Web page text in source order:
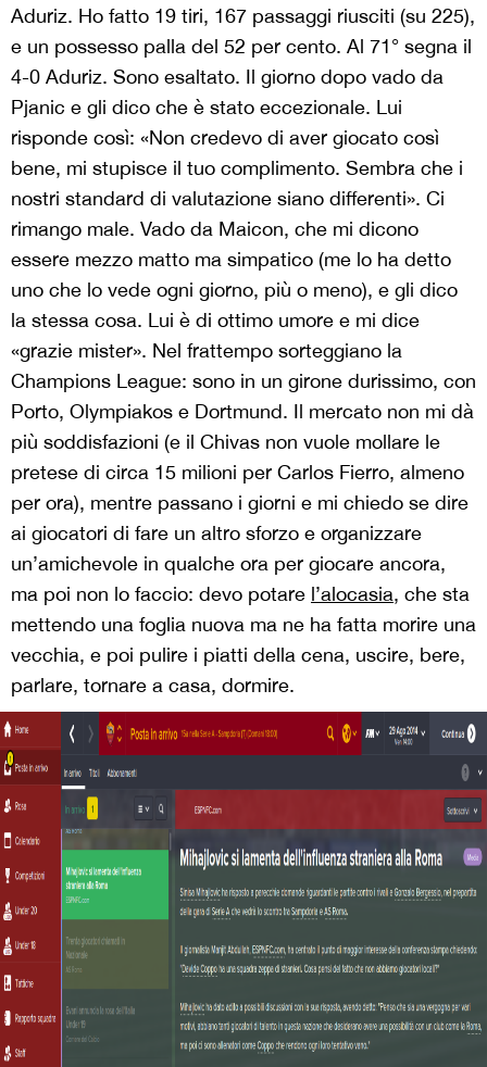
Aduriz. Ho fatto 19 tiri, 167 passaggi riusciti (su 225),
e un possesso palla del 52 per cento. Al 71° segna il
4-0 Aduriz. Sono esaltato. Il giorno dopo vado da
Pjanic e gli dico che è stato eccezionale. Lui
risponde così: «Non credevo di aver giocato così
bene, mi stupisce il tuo complimento. Sembra che i
nostri standard di valutazione siano differenti». Ci
rimango male. Vado da Maicon, che mi dicono
essere mezzo matto ma simpatico (me lo ha detto
uno che lo vede ogni giorno, più o meno), e gli dico
la stessa cosa. Lui è di ottimo umore e mi dice
«grazie mister». Nel frattempo sorteggiano la
Champions League: sono in un girone durissimo, con
Porto, Olympiakos e Dortmund. Il mercato non mi dà
più soddisfazioni (e il Chivas non vuole mollare le
pretese di circa 15 milioni per Carlos Fierro, almeno
per ora), mentre passano i giorni e mi chiedo se dire
ai giocatori di fare un altro sforzo e organizzare
un’amichevole in qualche ora per giocare ancora,
ma poi non lo faccio: devo potare l’alocasia, che sta
mettendo una foglia nuova ma ne ha fatta morire una
vecchia, e poi pulire i piatti della cena, uscire, bere,
parlare, tornare a casa, dormire.